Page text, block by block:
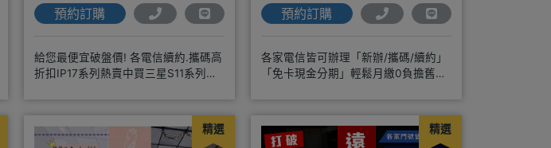
預約訂購
給您最便宜破盤價! 各電信續約.攜碼高
折扣IP17系列熱賣中買三星S11系列平
預約訂購
各家電信皆可辦理「新辦/攜碼/續約」
「免卡現金分期」輕鬆月繳0負擔舊機
精選 精選